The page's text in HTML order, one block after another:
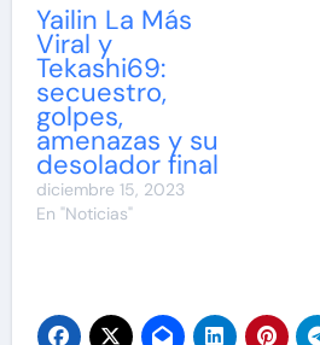
Yailin La Más
Viral y
Tekashi69:
secuestro,
golpes,
amenazas y su
desolador final
diciembre 15, 2023
En "Noticias"